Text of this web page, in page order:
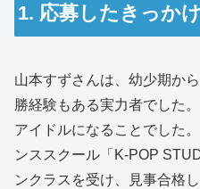
1. 応募したきっかけ
山本すずさんは、幼少期か
勝経験もある実力者でした
アイドルになることでした
ンススクール「K-POP
ンクラスを受け、見事合格